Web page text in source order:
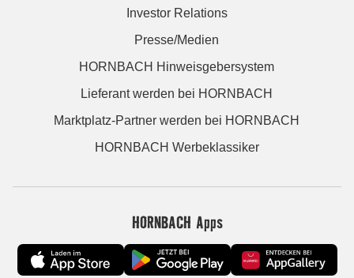
Investor Relations
Presse/Medien
HORNBACH Hinweisgebersystem
Lieferant werden bei HORNBACH
Marktplatz-Partner werden bei HORNBACH
HORNBACH Werbeklassiker
HORNBACH Apps